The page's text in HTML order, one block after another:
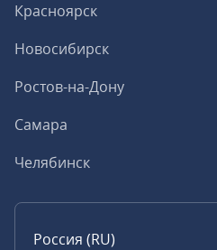
Красноярск
Новосибирск
Ростов-на-Дону
Самара
Челябинск
Россия (RU)